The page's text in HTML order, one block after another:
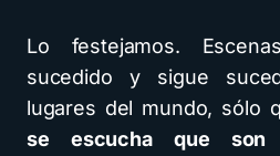
Lo festejamos.
sucedido y sigue
lugares del mundo, sólo
se escucha que